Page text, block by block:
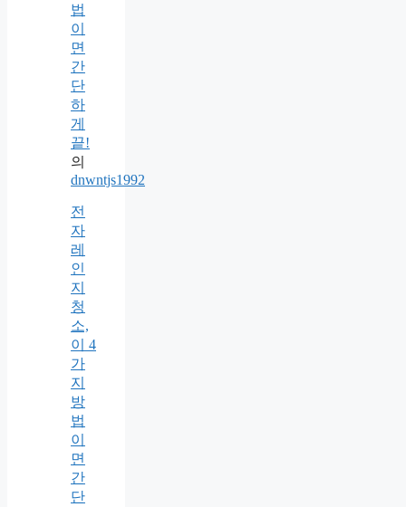
법
이
면
간
단
하
게
끝!
의
dnwntjs1992
전
자
레
인
지
청
소,
이 4
가
지
방
법
이
면
간
단